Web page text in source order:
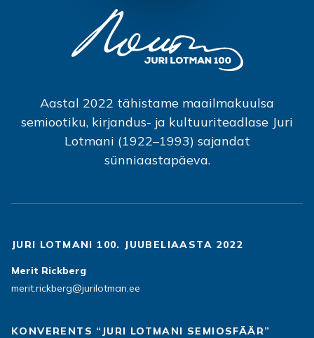
Aastal 2022 tähistame maailmakuulsa
semiootiku, kirjandus- ja kultuuriteadlase Juri
Lotmani (1922–1993) sajandat
sünniaastapäeva.
JURI LOTMANI 100. JUUBELIAASTA 2022
Merit Rickberg
merit.rickberg@jurilotman.ee
KONVERENTS “JURI LOTMANI SEMIOSFÄÄR”